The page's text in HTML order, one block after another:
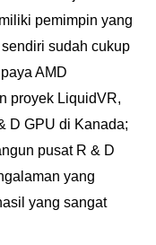
pemimpin yang
sudah cukup
AMD
proyek LiquidVR,
D GPU di Kanada;
pusat R & D
yang
yang sangat